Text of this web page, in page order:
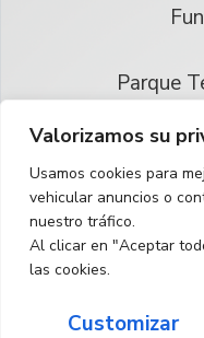
Valorizamos su
Usamos cookies para
vehicular anuncios o
nuestro tráfico.
Al clicar en "Aceptar
las cookies.
Customizar
Parque
Español